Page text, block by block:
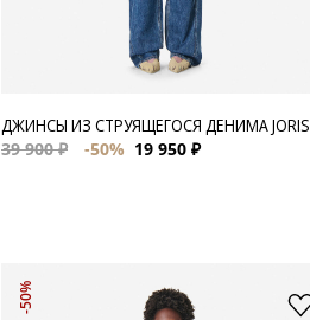
ДЖИНСЫ ИЗ СТРУЯЩЕГОСЯ ДЕНИМА JORIS
39 900 ₽
-50% 19 950 ₽
-50%